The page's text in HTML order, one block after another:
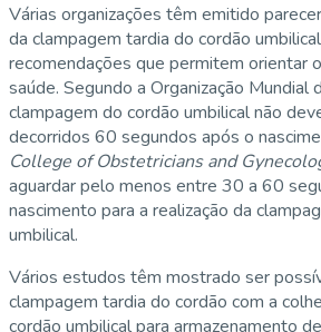
Várias organizações têm emitido
da clampagem tardia do cordão
recomendações que permitem orientar
saúde. Segundo a Organização Mundial
clampagem do cordão umbilical não
decorridos 60 segundos após o
College of Obstetricians and
aguardar pelo menos entre 30 a 60
nascimento para a realização da
umbilical.
Vários estudos têm mostrado ser
clampagem tardia do cordão com a
cordão umbilical para armazenamento